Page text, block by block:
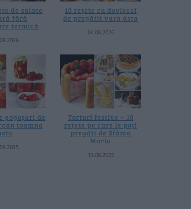
de salate
fără
termică
10 rețete cu dovlecei
de pregătit vara asta
04.08.2026
gogoșari de
toamna
Torturi festive – 10
rețete pe care le poți
pregăti de Sfânta
Maria
13.08.2025